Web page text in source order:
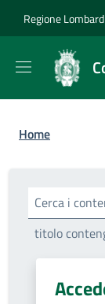
Regione
Briciole
Home
Cerca i
titolo